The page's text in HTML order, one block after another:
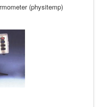
(physitemp)